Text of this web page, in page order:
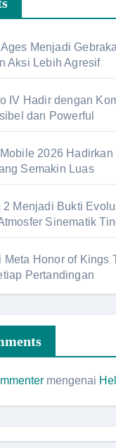
Menjadi
Aksi Lebih Agresif
IV Hadir dengan
dan Powerful
2026 Hadirkan
Semakin Luas
2 Menjadi Bukti
Sinematik
Meta Honor of Kings
Pertandingan
mengenai